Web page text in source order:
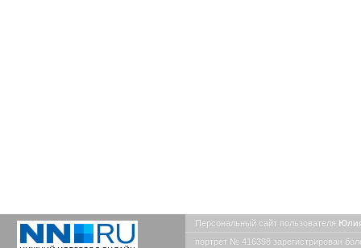
Персональный сайт пользователя
портрет № 416398 зарегистрирован